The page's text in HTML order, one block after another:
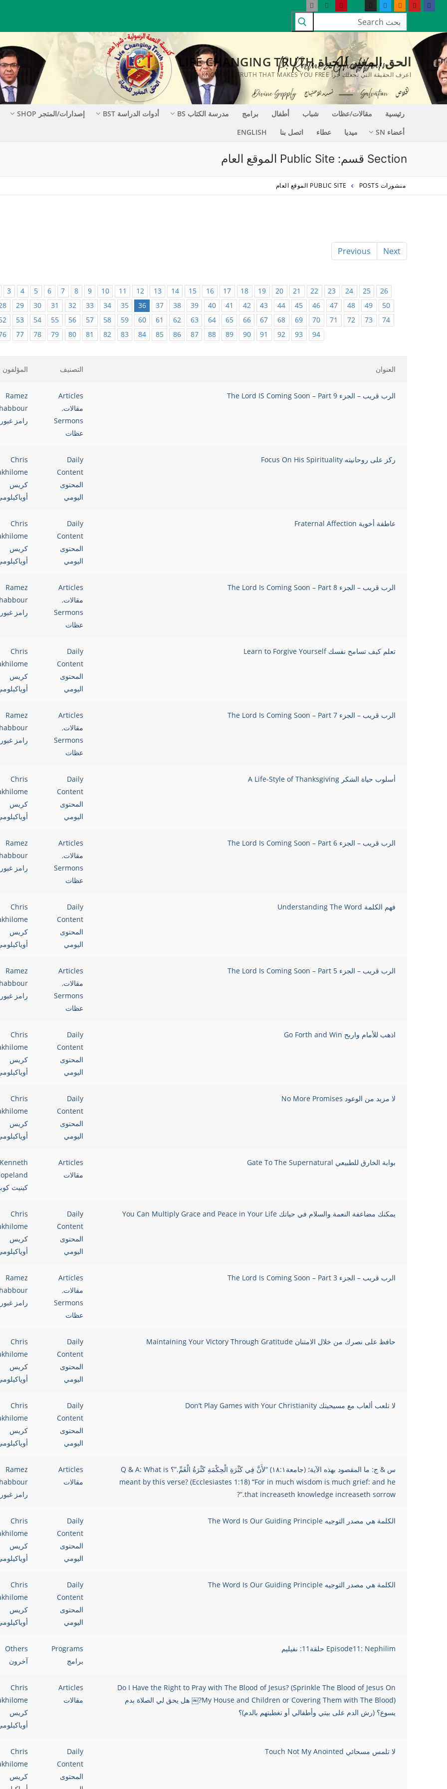
التجاوز
المحتوى
البحث
عن:
الحق المغير للحياة LIFE CHANGING TRUTH
اعرف الحقيقة التي تجعلك حراً KNOW THE TRUTH THAT MAKES YOU FREE
رئيسية مقالات/عظات شباب أطفال برامج مدرسة الكتاب BS أدوات الدراسة BST إصدارات/المتجر SHOP
أعضاء SN
ميديا عطاء اتصل بنا ENGLISH
Section قسم: Public Site الموقع العام
منشورات POSTS PUBLIC SITE الموقع العام
Previous Next
3 4 5 6 7 8 9 10 11 12 13 14 15 16 17 18 19 20 21 22 23 24 25
26
29 30 31 32 33 34 35 36 37 38 39 40 41 42 43 44 45 46 47 48 49
50
53 54 55 56 57 58 59 60 61 62 63 64 65 66 67 68 69 70 71 72 73
74
77 78 79 80 81 82 83 84 85 86 87 88 89 90 91 92 93 94
العنوان التصنيف المؤلفون
الرب قريب – الجزء 9 The Lord IS Coming Soon – Part
Articles
مقالات,
Sermons
عظات
Ramez
رامز غبور
ركز على روحانيته Focus On His Spirituality
Daily
Content
المحتوى
اليومي
Chris
كريس
عاطفة أخوية Fraternal Affection
Daily
Content
المحتوى
اليومي
Chris
كريس
الرب قريب – الجزء 8 The Lord Is Coming Soon – Part
Articles
مقالات,
Sermons
عظات
Ramez
رامز غبور
تعلم كيف تسامح نفسك Learn to Forgive Yourself
Daily
Content
المحتوى
اليومي
Chris
كريس
الرب قريب – الجزء 7 The Lord Is Coming Soon – Part
Articles
مقالات,
Sermons
عظات
Ramez
رامز غبور
أسلوب حياة الشكر A Life-Style of Thanksgiving
Daily
Content
المحتوى
اليومي
Chris
كريس
الرب قريب – الجزء 6 The Lord Is Coming Soon – Part
Articles
مقالات,
Sermons
عظات
Ramez
رامز غبور
فهم الكلمة Understanding The Word
Daily
Content
المحتوى
اليومي
Chris
كريس
الرب قريب – الجزء 5 The Lord Is Coming Soon – Part
Articles
مقالات,
Sermons
عظات
Ramez
رامز غبور
اذهب للأمام واربح Go Forth and Win
Daily
Content
المحتوى
اليومي
Chris
كريس
لا مزيد من الوعود No More Promises
Daily
Content
المحتوى
اليومي
Chris
كريس
بوابة الخارق للطبيعي Gate To The Supernatural
Articles
مقالات
Kenneth
كينيث
يمكنك مضاعفة النعمة والسلام في حياتك You Can Multiply Grace and Peace in Your Life
Daily
Content
المحتوى
اليومي
Chris
كريس
الرب قريب – الجزء 3 The Lord Is Coming Soon – Part
Articles
مقالات,
Sermons
عظات
Ramez
رامز غبور
حافظ على نصرك من خلال الامتنان Maintaining Your Victory Through Gratitude
Daily
Content
المحتوى
اليومي
Chris
كريس
لا تلعب ألعاب مع مسيحيتك Don’t Play Games with Your Christianity
Daily
Content
المحتوى
اليومي
Chris
كريس
س & ج: ما المقصود بهذه الآية؛ (جامعة١٨:١) “لأَنَّ فِي كَثْرَةِ الْحِكْمَةِ كَثْرَةُ الْغَمِّ.”؟ Q & A: What is
meant by this verse? (Ecclesiastes 1:18) “For in much wisdom is much grief: and he
that increaseth knowledge increaseth sorrow.”?
Articles
مقالات
Ramez
رامز غبور
الكلمة هي مصدر التوجيه The Word Is Our Guiding Principle
Daily
Content
المحتوى
اليومي
Chris
كريس
الكلمة هي مصدر التوجيه The Word Is Our Guiding Principle
Daily
Content
المحتوى
اليومي
Chris
كريس
Episode11: Nephilim حلقة11: نفيليم
Programs
برامج
Others
آخرون
Do I Have the Right to Pray with The Blood of Jesus? (Sprinkle The Blood of Jesus On
My House and Children or Covering Them with The Blood)?￼ هل يحق لي الصلاة بدم
يسوع؟ (رش الدم على بيتي وأطفالي أو تغطيتهم بالدم)؟
Articles
مقالات
Chris
كريس
لا تلمس مسحائي Touch Not My Anointed
Daily
Content
المحتوى
Chris
كريس